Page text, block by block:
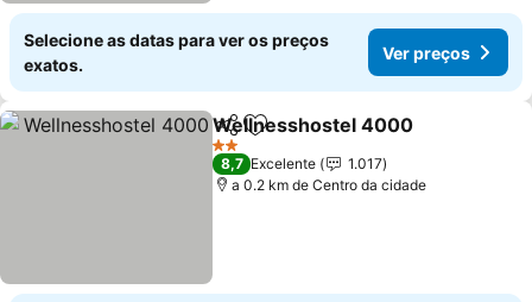
Selecione as datas para ver os preços
exatos.
Ver preços
PartilharAdicionar aos favoritos
Wellnesshostel 4000
2 Estrelas
8,7 Excelente
1.017
a 0.2 km de Centro da cidade